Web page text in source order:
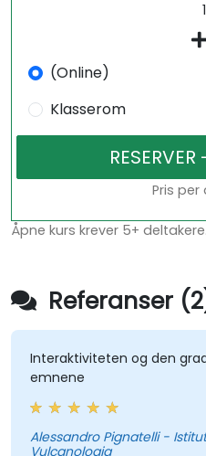
(Online)
Klasserom
Pris per
Åpne kurs krever 5+ deltakere.
Referanser
Interaktiviteten og den
emnene
Alessandro Pignatelli - Istituto
Vulcanologia